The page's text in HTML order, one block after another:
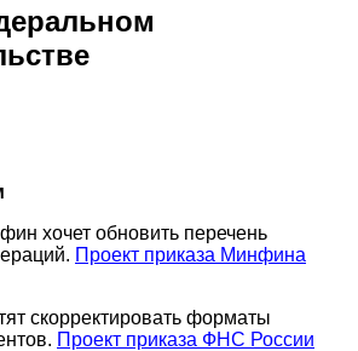
хочет обновить перечень
Проект приказа Минфина
скорректировать форматы
Проект приказа ФНС России